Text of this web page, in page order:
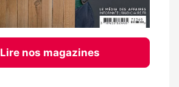
Lire nos magazines